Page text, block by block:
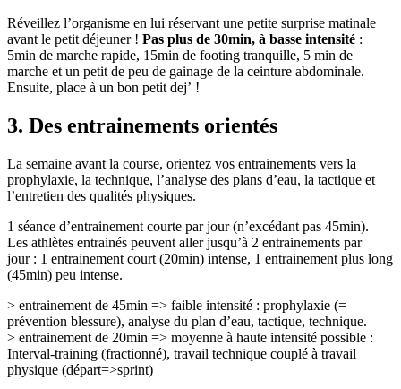
Réveillez l’organisme en lui réservant une petite surprise matinale
avant le petit déjeuner ! Pas plus de 30min, à basse intensité :
5min de marche rapide, 15min de footing tranquille, 5 min de
marche et un petit de peu de gainage de la ceinture abdominale.
Ensuite, place à un bon petit dej’ !
3. Des entrainements orientés
La semaine avant la course, orientez vos entrainements vers la
prophylaxie, la technique, l’analyse des plans d’eau, la tactique et
l’entretien des qualités physiques.
1 séance d’entrainement courte par jour (n’excédant pas 45min).
Les athlètes entrainés peuvent aller jusqu’à 2 entrainements par
jour : 1 entrainement court (20min) intense, 1 entrainement plus long
(45min) peu intense.
> entrainement de 45min => faible intensité : prophylaxie (=
prévention blessure), analyse du plan d’eau, tactique, technique.
> entrainement de 20min => moyenne à haute intensité possible :
Interval-training (fractionné), travail technique couplé à travail
physique (départ=>sprint)